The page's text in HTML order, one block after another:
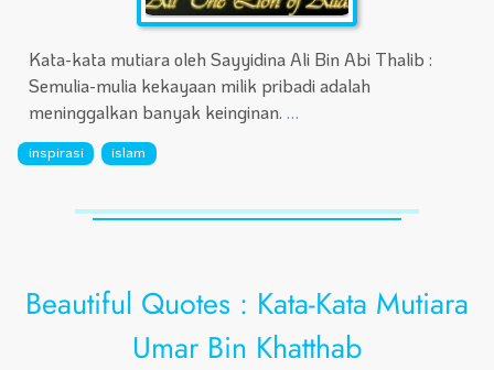
Kata-kata mutiara oleh Sayyidina Ali Bin Abi Thalib :
Semulia-mulia kekayaan milik pribadi adalah
meninggalkan banyak keinginan. …
inspirasi islam
Beautiful Quotes : Kata-Kata Mutiara
Umar Bin Khatthab